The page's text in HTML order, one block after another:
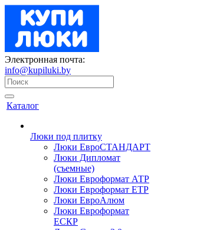
Электронная почта:
info@kupiluki.by
Каталог
Люки под плитку
Люки ЕвроСТАНДАРТ
Люки Дипломат
(съемные)
Люки Евроформат АТР
Люки Евроформат ЕТР
Люки ЕвроАлюм
Люки Евроформат
ЕСКР